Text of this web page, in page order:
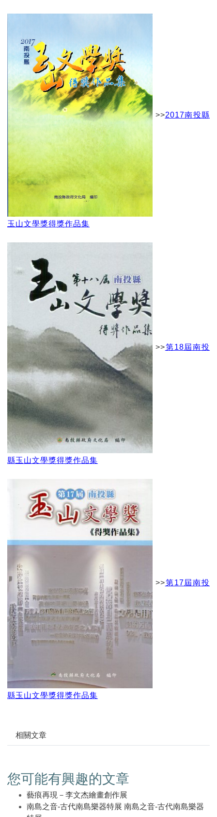
>>2017南投縣
玉山文學獎得獎作品集
>>第18屆南投
縣玉山文學獎得獎作品集
>>第17屆南投
縣玉山文學獎得獎作品集
相關文章
您可能有興趣的文章
藝痕再現－李文杰繪畫創作展
南島之音-古代南島樂器特展 南島之音-古代南島樂器